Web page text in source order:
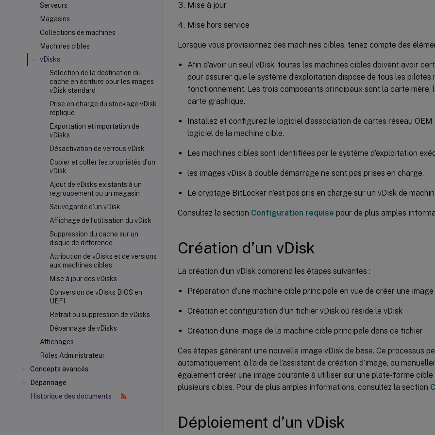
Serveurs
Magasins
Collections de machines
Machines cibles
vDisks
Sélection de la destination du
cache en écriture pour les images
vDisk standard
Prise en charge du stockage vDisk
répliqué
Exportation et importation de
vDisks
Désactivation de verrous vDisk
Copier et coller les propriétés d'un
vDisk
Ajout de vDisks existants à un
regroupement ou un magasin
Sauvegarde d'un vDisk
Affichage de l'utilisation du vDisk
Suppression du cache sur un
disque de différence
Attribution de vDisks et de versions
aux machines cibles
Mise à jour des vDisks
Conversion de vDisks BIOS en
UEFI
Retrait ou suppression de vDisks
Dépannage de vDisks
Affichages
Rôles Administrateur
Concepts avancés
Dépannage
Historique des documents
Mise à jour
Mise hors service
Lorsque vous provisionnez des machines cibles, tenez compte des
Afin d’avoir un seul vDisk, toutes les machines cibles doivent avoir
pour assurer que le système d’exploitation dispose de tous les pilotes
fonctionnement. Les trois composants principaux sont la carte mère,
carte graphique.
Installez et configurez le logiciel d’association de cartes réseau OEM
logiciel de la machine cible.
Les machines cibles sont identifiées par le système d’exploitation
les images vDisk à double démarrage ne sont pas prises en charge.
Le cryptage BitLocker n’est pas pris en charge sur un vDisk de
Consultez la section Configuration requise pour de plus amples
Création d’un vDisk
La création d’un vDisk comprend les étapes suivantes :
Préparation d’une machine cible principale en vue de créer une image
Création et configuration d’un fichier vDisk où réside le vDisk
Création d’une image de la machine cible principale dans ce fichier
Ces étapes génèrent une nouvelle image vDisk de base. Ce processus
automatiquement, à l’aide de l’assistant de création d’image, ou
également créer une image courante à utiliser sur une plate-forme cible
plusieurs cibles. Pour de plus amples informations, consultez la section
Déploiement d’un vDisk